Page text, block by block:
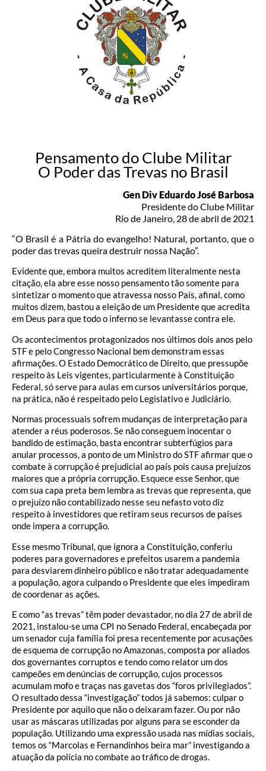
Pensamento do Clube Militar
O Poder das Trevas no Brasil
Gen Div Eduardo José Barbosa
Presidente do Clube Militar
Rio de Janeiro, 28 de abril de 2021
“O Brasil é a Pátria do evangelho! Natural, portanto, que o
poder das trevas queira destruir nossa Nação”.
Evidente que, embora muitos acreditem literalmente nesta
citação, ela abre esse nosso pensamento tão somente para
sintetizar o momento que atravessa nosso País, afinal, como
muitos dizem, bastou a eleição de um Presidente que acredita
em Deus para que todo o inferno se levantasse contra ele.
Os acontecimentos protagonizados nos últimos dois anos pelo
STF e pelo Congresso Nacional bem demonstram essas
afirmações. O Estado Democrático de Direito, que pressupõe
respeito às Leis vigentes, particularmente à Constituição
Federal, só serve para aulas em cursos universitários porque,
na prática, não é respeitado pelo Legislativo e Judiciário.
Normas processuais sofrem mudanças de interpretação para
atender a réus poderosos. Se não conseguem inocentar o
bandido de estimação, basta encontrar subterfúgios para
anular processos, a ponto de um Ministro do STF afirmar que o
combate à corrupção é prejudicial ao país pois causa prejuízos
maiores que a própria corrupção. Esquece esse Senhor, que
com sua capa preta bem lembra as trevas que representa, que
o prejuízo não contabilizado nesse seu nefasto voto diz
respeito à investidores que retiram seus recursos de países
onde impera a corrupção.
Esse mesmo Tribunal, que ignora a Constituição, conferiu
poderes para governadores e prefeitos usarem a pandemia
para desviarem dinheiro público e não tratar adequadamente
a população, agora culpando o Presidente que eles impediram
de coordenar as ações.
E como “as trevas” têm poder devastador, no dia 27 de abril de
2021, instalou-se uma CPI no Senado Federal, encabeçada por
um senador cuja família foi presa recentemente por acusações
de esquema de corrupção no Amazonas, composta por aliados
dos governantes corruptos e tendo como relator um dos
campeões em denúncias de corrupção, cujos processos
acumulam mofo e traças nas gavetas dos “foros privilegiados”.
O resultado dessa “investigação” todos já sabemos: culpar o
Presidente por aquilo que não o deixaram fazer. Ou por não
usar as máscaras utilizadas por alguns para se esconder da
população. Utilizando uma expressão usada nas mídias sociais,
temos os “Marcolas e Fernandinhos beira mar” investigando a
atuação da polícia no combate ao tráfico de drogas.